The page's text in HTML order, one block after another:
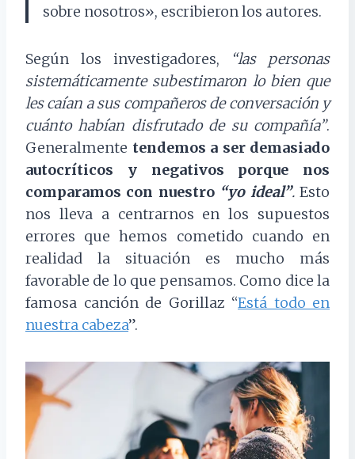
sobre nosotros», escribieron los autores.
Según los investigadores,
“las personas
sistemáticamente subestimaron lo bien que
les caían a sus compañeros de conversación y
cuánto habían disfrutado de su compañía”.
Generalmente tendemos a ser demasiado
autocríticos y negativos porque nos
comparamos con nuestro “yo ideal”.Esto
nos lleva a centrarnos en los supuestos
errores que hemos cometido cuando en
realidad la situación es mucho más
favorable de lo que pensamos. Como dice la
famosa canción de Gorillaz “Está todo en
nuestra cabeza”.